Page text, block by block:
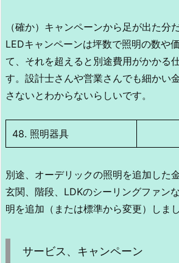
（確か）キャンペーンから足が出た分
LEDキャンペーンは坪数で照明の数や
て、それを超えると別途費用がかかる
す。設計士さんや営業さんでも細かい
さないとわからないらしいです。
48. 照明器具
別途、オーデリックの照明を追加した金
玄関、階段、LDKのシーリングファン
明を追加（または標準から変更）しまし
サービス、キャンペーン